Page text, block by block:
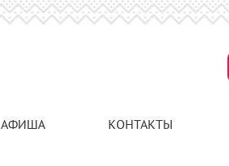
АФИША КОНТАКТЫ